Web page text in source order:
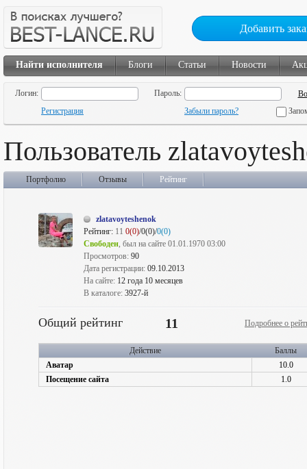
Добавить
Найти исполнителя Блоги Статьи Новости
Логин:
Пароль:
Регистрация
Забыли пароль?
Пользователь
Портфолио Отзывы Рейтинг
zlatavoyteshenok
Рейтинг: 11 0(0)/0(0)/0(0)
Свободен, был на сайте 01.01.1970 03:00
Просмотров: 90
Дата регистрации: 09.10.2013
На сайте: 12 года 10 месяцев
В каталоге: 3927-й
Общий рейтинг 11 Подробнее о
Действие
Баллы
Аватар
10.0
Посещение сайта
1.0